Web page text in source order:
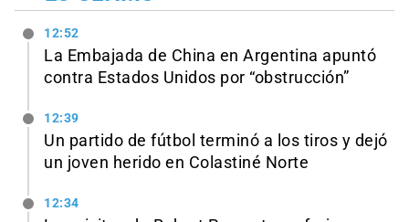
12:52
La Embajada de China en Argentina apuntó
contra Estados Unidos por “obstrucción”
12:39
Un partido de fútbol terminó a los tiros y dejó
un joven herido en Colastiné Norte
12:34